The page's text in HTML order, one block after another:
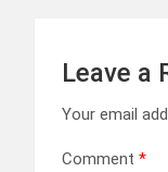
Leave a
Your email
Comment *